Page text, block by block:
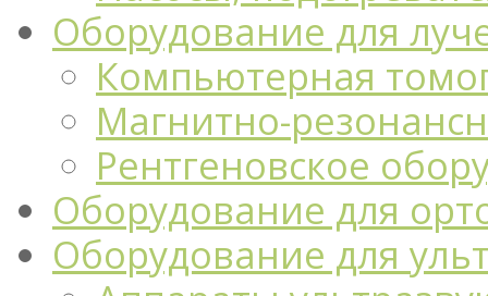
Оборудование для
Компьютерная
Магнитно-
Рентгеновское
Оборудование для
Оборудование для